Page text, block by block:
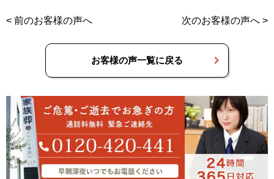
< 前のお客様の声へ 次のお客様の声へ >
お客様の声一覧に戻る